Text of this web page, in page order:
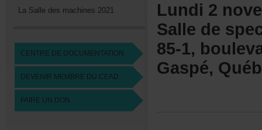
LaSalledesmachines2021
CENTREDEDOCUMENTATION
DEVENIRMEMBREDUCEAD
FAIREUNDON
85-